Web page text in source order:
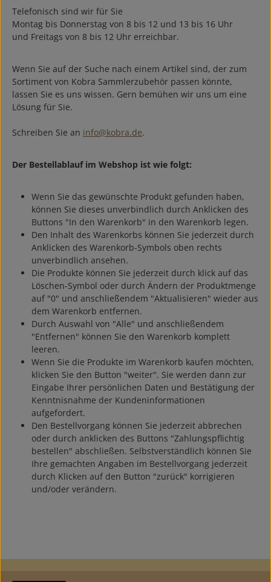
Telefonisch sind wir für Sie
Montag bis Donnerstag von 8 bis 12 und 13 bis 16 Uhr
und Freitags von 8 bis 12 Uhr erreichbar.
Wenn Sie auf der Suche nach einem Artikel sind, der zum
Sortiment von Kobra Sammlerzubehör passen könnte,
lassen Sie es uns wissen. Gern bemühen wir uns um eine
Lösung für Sie.
Schreiben Sie an info@kobra.de.
Der Bestellablauf im Webshop ist wie folgt:
Wenn Sie das gewünschte Produkt gefunden haben,
können Sie dieses unverbindlich durch Anklicken des
Buttons "In den Warenkorb" in den Warenkorb legen.
Den Inhalt des Warenkorbs können Sie jederzeit durch
Anklicken des Warenkorb-Symbols oben rechts
unverbindlich ansehen.
Die Produkte können Sie jederzeit durch klick auf das
Löschen-Symbol oder durch Ändern der Produktmenge
auf "0" und anschließendem "Aktualisieren" wieder aus
dem Warenkorb entfernen.
Durch Auswahl von "Alle" und anschließendem
"Entfernen" können Sie den Warenkorb komplett
leeren.
Wenn Sie die Produkte im Warenkorb kaufen möchten,
klicken Sie den Button "weiter". Sie werden dann zur
Eingabe Ihrer persönlichen Daten und Bestätigung der
Kenntnisnahme der Kundeninformationen
aufgefordert.
Den Bestellvorgang können Sie jederzeit abbrechen
oder durch anklicken des Buttons "Zahlungspflichtig
bestellen" abschließen. Selbstverständlich können Sie
Ihre gemachten Angaben im Bestellvorgang jederzeit
durch Klicken auf den Button "zurück" korrigieren
und/oder verändern.